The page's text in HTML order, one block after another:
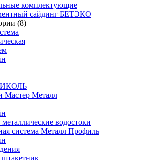
комплектующие
сайдинг БЕТЭКО
(8)
Мастер Металл
водостоки
система Металл Профиль